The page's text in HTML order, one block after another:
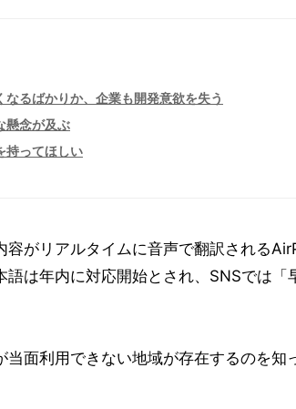
るばかりか、企業も開発意欲を失う
懸念が及ぶ
持ってほしい
がリアルタイムに音声で翻訳される
語は年内に対応開始とされ、SNSでは「
当面利用できない地域が存在するのを